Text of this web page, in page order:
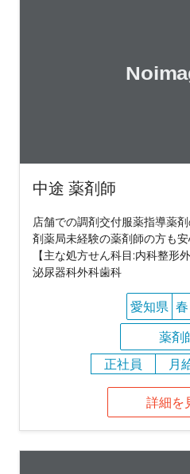
中途 薬剤師
店舗での調剤交付服薬指導薬
剤薬局未経験の薬剤師の方も安
【主な処方せん科目:内科整形
泌尿器科外科歯科
愛知県
薬剤
正社員
月
詳細を